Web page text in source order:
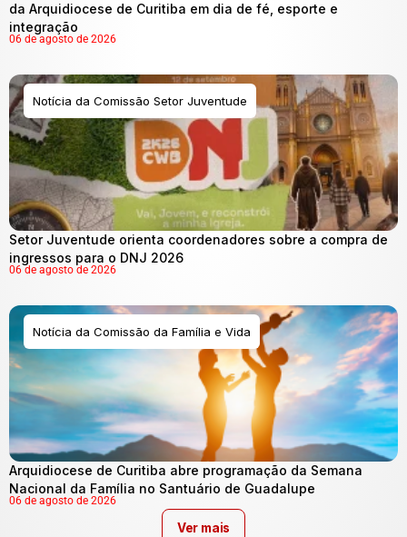
da Arquidiocese de Curitiba em dia de fé, esporte e
integração
06 de agosto de 2026
Notícia da Comissão Setor Juventude
Setor Juventude orienta coordenadores sobre a compra de
ingressos para o DNJ 2026
06 de agosto de 2026
Notícia da Comissão da Família e Vida
Arquidiocese de Curitiba abre programação da Semana
Nacional da Família no Santuário de Guadalupe
06 de agosto de 2026
Ver mais